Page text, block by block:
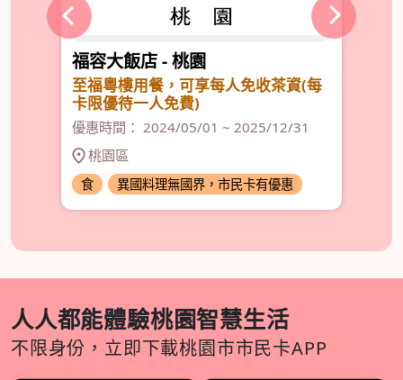
福容大飯店 - 桃園
至福粵樓用餐，可享每人免收茶資(每
卡限優待一人免費)
優惠時間： 2024/05/01 ~ 2025/12/31
桃園區
食 異國料理無國界，市民卡有優惠
人人都能體驗桃園智慧生活
不限身份，立即下載桃園市市民卡APP